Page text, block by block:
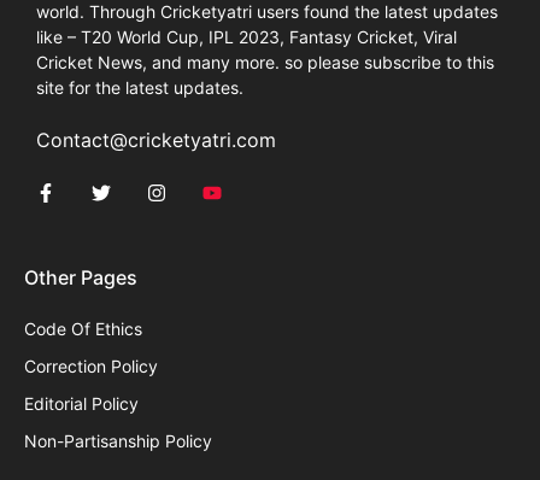
world. Through Cricketyatri users found the latest updates
like – T20 World Cup, IPL 2023, Fantasy Cricket, Viral
Cricket News, and many more. so please subscribe to this
site for the latest updates.
Contact@cricketyatri.com
Other Pages
Code Of Ethics
Correction Policy
Editorial Policy
Non-Partisanship Policy